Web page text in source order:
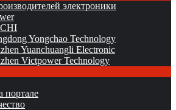
электроники
Yongchao Technology
Yuanchuangli Electronic
Victpower Technology
портале